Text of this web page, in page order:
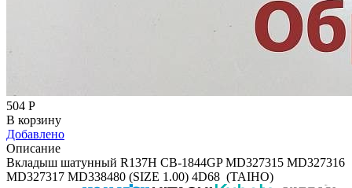
504 Р
В корзину
Добавлено
Описание
Вкладыш шатунный R137H CB-1844GP MD327315 MD327316
MD327317 MD338480 (SIZE 1.00) 4D68 (TAIHO)